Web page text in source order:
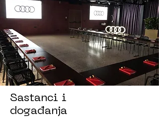
Sastanci i
događanja